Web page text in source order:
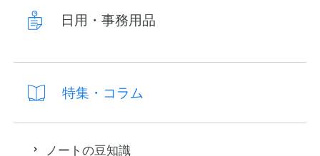
日用・事務用品
特集・コラム
ノートの豆知識